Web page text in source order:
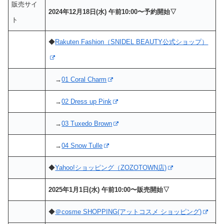
販売サイ
ト
2024年12月18日(水) 午前10:00〜予約開始▽
◆Rakuten Fashion（SNIDEL BEAUTY公式ショップ）
→01 Coral Charm
→02 Dress up Pink
→03 Tuxedo Brown
→04 Snow Tulle
◆Yahoo!ショッピング（ZOZOTOWN店)
2025年1月1日(水) 午前10:00〜販売開始▽
◆＠cosme SHOPPING(アットコスメ ショッピング)